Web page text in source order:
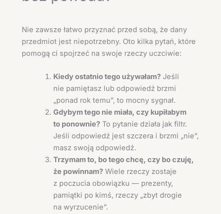
Nie zawsze łatwo przyznać przed sobą, że dany
przedmiot jest niepotrzebny. Oto kilka pytań, które
pomogą ci spojrzeć na swoje rzeczy uczciwie:
Kiedy ostatnio tego używałam?Jeśli
nie pamiętasz lub odpowiedź brzmi
„ponad rok temu”, to mocny sygnał.
Gdybym tego nie miała, czy kupiłabym
to ponownie?To pytanie działa jak filtr.
Jeśli odpowiedź jest szczera i brzmi „nie”,
masz swoją odpowiedź.
Trzymam to, bo tego chcę, czy bo czuję,
że powinnam?Wiele rzeczy zostaje
z poczucia obowiązku — prezenty,
pamiątki po kimś, rzeczy „zbyt drogie
na wyrzucenie”.